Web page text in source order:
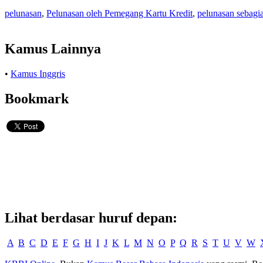
pelunasan, Pelunasan oleh Pemegang Kartu Kredit, pelunasan
Kamus Lainnya
• Kamus Inggris
Bookmark
Lihat berdasar huruf depan:
A B C D E F G H I J K L M N O P Q R S T U V W